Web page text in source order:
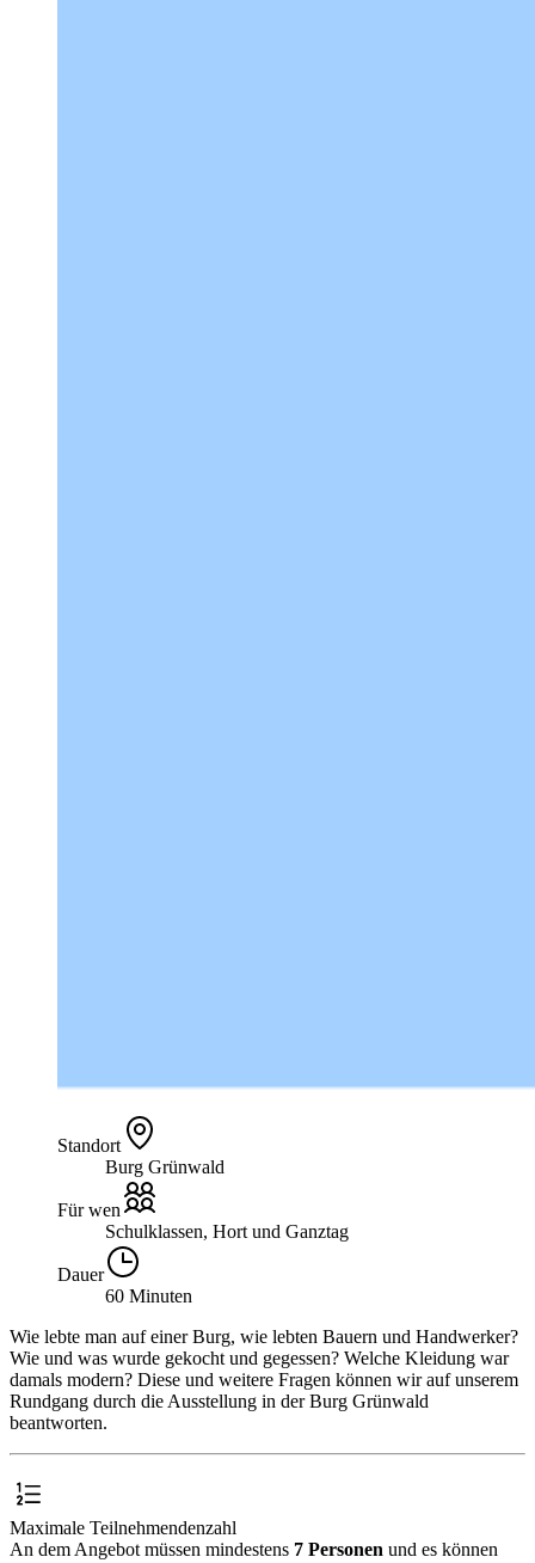
Standort
Burg Grünwald
Für wen
Schulklassen, Hort und Ganztag
Dauer
60 Minuten
Wie lebte man auf einer Burg, wie lebten Bauern und Handwerker?
Wie und was wurde gekocht und gegessen? Welche Kleidung war
damals modern? Diese und weitere Fragen können wir auf unserem
Rundgang durch die Ausstellung in der Burg Grünwald
beantworten.
Maximale Teilnehmendenzahl
An dem Angebot müssen mindestens 7 Personen und es können